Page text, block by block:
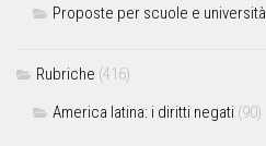
Proposte per scuole e università
Rubriche (416)
America latina: i diritti negati (90)